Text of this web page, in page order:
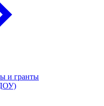
и гранты